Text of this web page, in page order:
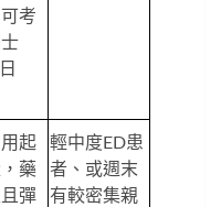
考
起
藥
彈
輕中度ED患
者、或週末
有較密集親